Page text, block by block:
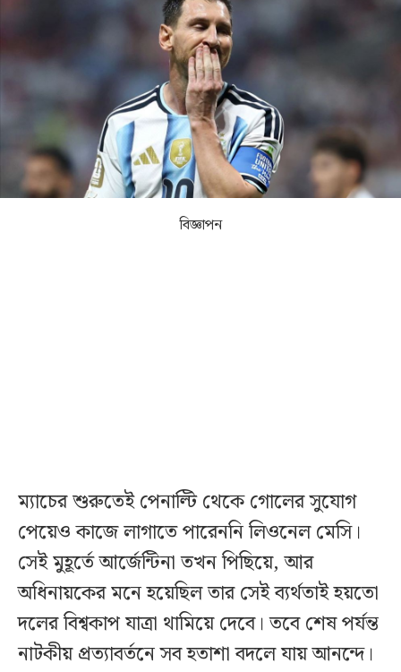
কনভার্টার
বিজ্ঞাপন
ম্যাচের শুরুতেই পেনাল্টি থেকে গোলের সুযোগ
পেয়েও কাজে লাগাতে পারেননি লিওনেল মেসি।
সেই মুহূর্তে আর্জেন্টিনা তখন পিছিয়ে, আর
অধিনায়কের মনে হয়েছিল তার সেই ব্যর্থতাই হয়তো
দলের বিশ্বকাপ যাত্রা থামিয়ে দেবে। তবে শেষ পর্যন্ত
নাটকীয় প্রত্যাবর্তনে সব হতাশা বদলে যায় আনন্দে।